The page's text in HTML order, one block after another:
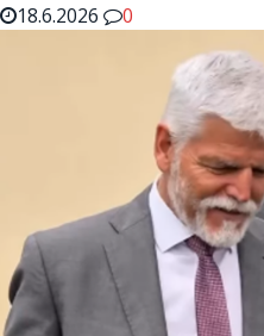
18.6.2026
0